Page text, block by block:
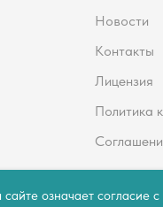
Новости
Контакты
Лицензия
Политика
означает согласие с